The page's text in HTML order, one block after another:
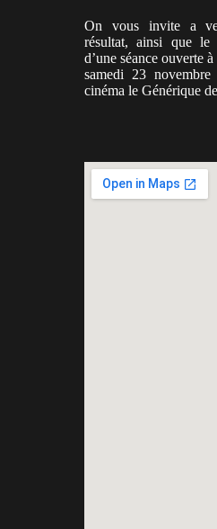
On vous invite a
résultat, ainsi que
d’une séance ouverte
samedi 23
cinéma le Générique